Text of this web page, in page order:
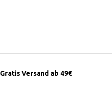
Gratis Versand ab 49€